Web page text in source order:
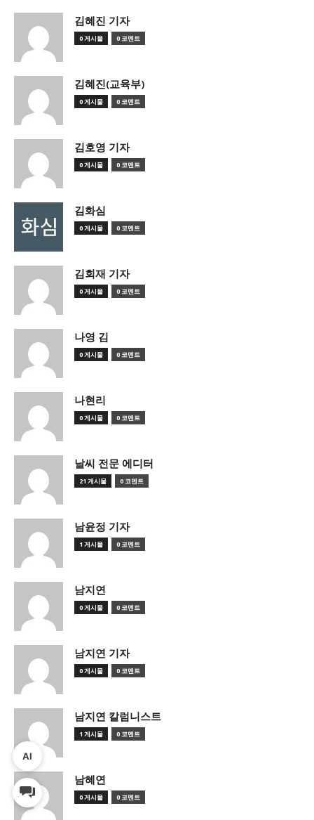
김혜진 기자
0 게시물 0 코멘트
김혜진(교육부)
0 게시물 0 코멘트
김호영 기자
0 게시물 0 코멘트
김화심
0 게시물 0 코멘트
김회재 기자
0 게시물 0 코멘트
나영 김
0 게시물 0 코멘트
나현리
0 게시물 0 코멘트
날씨 전문 에디터
21 게시물 0 코멘트
남윤정 기자
1 게시물 0 코멘트
남지연
0 게시물 0 코멘트
남지연 기자
0 게시물 0 코멘트
남지연 칼럼니스트
1 게시물 0 코멘트
남혜연
0 게시물 0 코멘트
AI